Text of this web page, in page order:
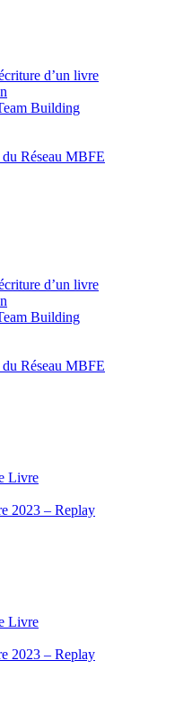
d’un livre
Building
Réseau MBFE
d’un livre
Building
Réseau MBFE
Livre
2023 – Replay
Livre
2023 – Replay